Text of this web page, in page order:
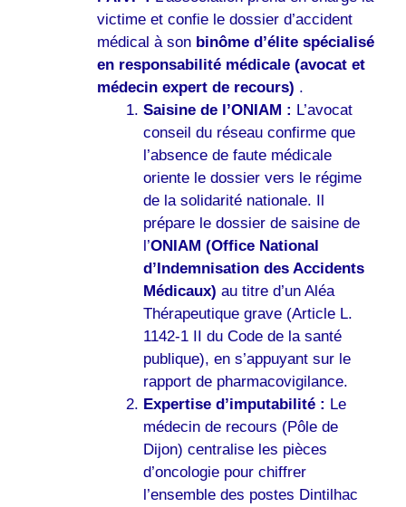
victime et confie le dossier d’accident
médical à son binôme d’élite spécialisé
en responsabilité médicale (avocat et
médecin expert de recours) .
Saisine de l’ONIAM : L’avocat
conseil du réseau confirme que
l’absence de faute médicale
oriente le dossier vers le régime
de la solidarité nationale. Il
prépare le dossier de saisine de
l’ONIAM (Office National
d’Indemnisation des Accidents
Médicaux) au titre d’un Aléa
Thérapeutique grave (Article L.
1142-1 II du Code de la santé
publique), en s’appuyant sur le
rapport de pharmacovigilance.
Expertise d’imputabilité : Le
médecin de recours (Pôle de
Dijon) centralise les pièces
d’oncologie pour chiffrer
l’ensemble des postes Dintilhac